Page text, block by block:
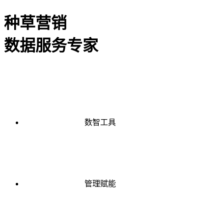
种草营销
数据服务专家
数智工具
管理赋能